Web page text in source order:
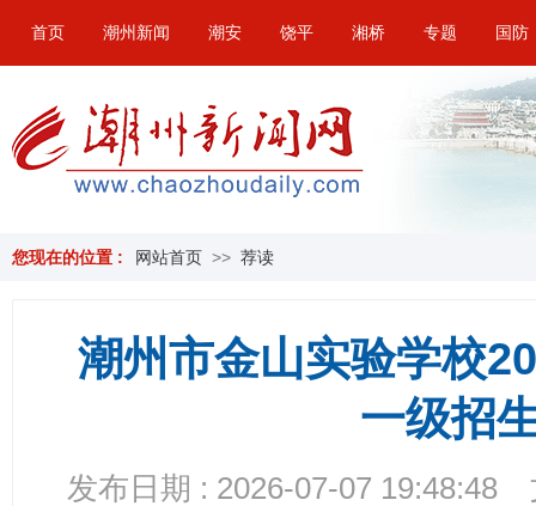
首页 潮州新闻 潮安 饶平 湘桥 专题 国防
您现在的位置 : 网站首页 >> 荐读
潮州市金山实验学校
一级招
发布日期 : 2026-07-07 19:48:48